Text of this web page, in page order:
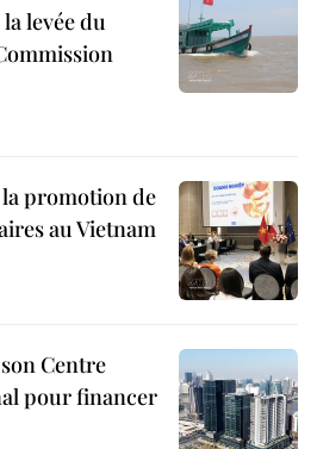
levée du
promotion de
au Vietnam
Centre
pour financer